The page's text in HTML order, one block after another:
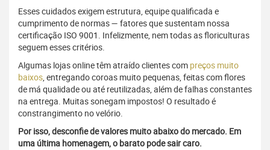
Esses cuidados exigem estrutura, equipe qualificada e
cumprimento de normas — fatores que sustentam nossa
certificação ISO 9001. Infelizmente, nem todas as floriculturas
seguem esses critérios.
Algumas lojas online têm atraído clientes com preços muito
baixos, entregando coroas muito pequenas, feitas com flores
de má qualidade ou até reutilizadas, além de falhas constantes
na entrega. Muitas sonegam impostos! O resultado é
constrangimento no velório.
Por isso, desconfie de valores muito abaixo do mercado. Em
uma última homenagem, o barato pode sair caro.